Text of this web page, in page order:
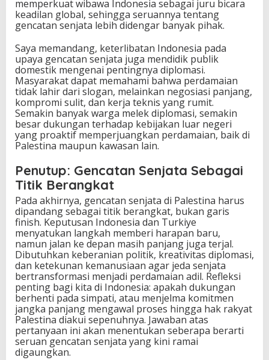
memperkuat wibawa Indonesia sebagai juru bicara
keadilan global, sehingga seruannya tentang
gencatan senjata lebih didengar banyak pihak.
Saya memandang, keterlibatan Indonesia pada
upaya gencatan senjata juga mendidik publik
domestik mengenai pentingnya diplomasi.
Masyarakat dapat memahami bahwa perdamaian
tidak lahir dari slogan, melainkan negosiasi panjang,
kompromi sulit, dan kerja teknis yang rumit.
Semakin banyak warga melek diplomasi, semakin
besar dukungan terhadap kebijakan luar negeri
yang proaktif memperjuangkan perdamaian, baik di
Palestina maupun kawasan lain.
Penutup: Gencatan Senjata Sebagai
Titik Berangkat
Pada akhirnya, gencatan senjata di Palestina harus
dipandang sebagai titik berangkat, bukan garis
finish. Keputusan Indonesia dan Turkiye
menyatukan langkah memberi harapan baru,
namun jalan ke depan masih panjang juga terjal.
Dibutuhkan keberanian politik, kreativitas diplomasi,
dan ketekunan kemanusiaan agar jeda senjata
bertransformasi menjadi perdamaian adil. Refleksi
penting bagi kita di Indonesia: apakah dukungan
berhenti pada simpati, atau menjelma komitmen
jangka panjang mengawal proses hingga hak rakyat
Palestina diakui sepenuhnya. Jawaban atas
pertanyaan ini akan menentukan seberapa berarti
seruan gencatan senjata yang kini ramai
digaungkan.